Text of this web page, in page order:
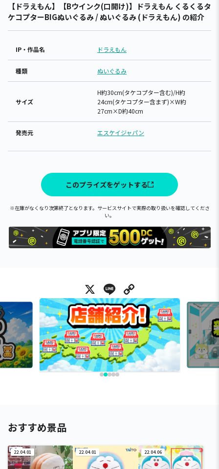
【ドラえもん】【Bウインク(口開け)】ドラえもん くるくるタ
ケコプターBIGぬいぐるみ / ぬいぐるみ (ドラえもん) の紹介
IP・作品名 ドラえもん
種類 ぬいぐるみ
サイズ
H約30cm(タケコプター含む)/H約
24cm(タケコプター含まず)×W約
27cm×D約40cm
発売元 エスケイジャパン
このプライズをゲットする
※在庫がなくなり次第終了となります。サービスサイトで実際の取り扱いを確認してくださ
い。
X Line
おすすめ景品
22.04.01 22.04.01 22.04.06